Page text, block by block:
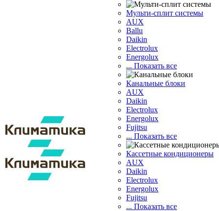
Мульти-сплит системы
AUX
Ballu
Daikin
Electrolux
Energolux
... Показать все
Канальные блоки
AUX
Dаikin
Electrolux
Energolux
Fujitsu
... Показать все
Кассетные кондиционеры
AUX
Daikin
Electrolux
Energolux
Fujitsu
... Показать все